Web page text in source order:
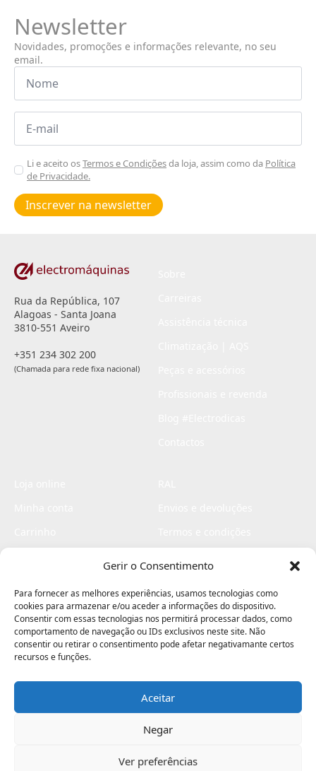
Gerir o Consentimento
Para fornecer as melhores experiências, usamos tecnologias como
cookies para armazenar e/ou aceder a informações do dispositivo.
Consentir com essas tecnologias nos permitirá processar dados, como
comportamento de navegação ou IDs exclusivos neste site. Não
consentir ou retirar o consentimento pode afetar negativamante certos
recursos e funções.
Aceitar
Negar
Ver preferências
Newsletter
Novidades, promoções e informações relevante, no seu
email.
Nome
Email
Aceitar
Poiticas
de
privacidade
Li e aceito osTermos e Condiçõesda loja, assim como da Política
de Privacidade.
Inscrever na newsletter
Rua da República, 107
Alagoas - Santa Joana
3810-551 Aveiro
+351 234 302 200
(Chamada para rede fixa nacional)
Livro de elogios
Electromaquinas ©2026
contágio - agência criativa